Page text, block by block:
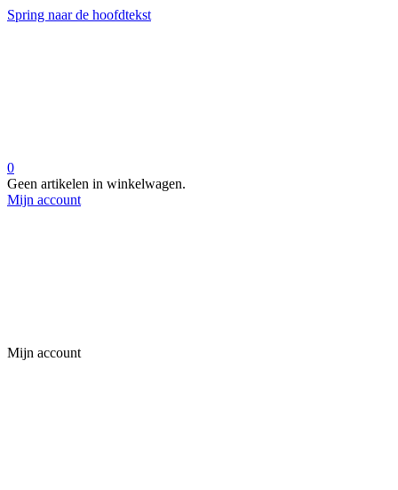
Spring naar de hoofdtekst
0
Geen artikelen in winkelwagen.
Mijn account
Mijn account